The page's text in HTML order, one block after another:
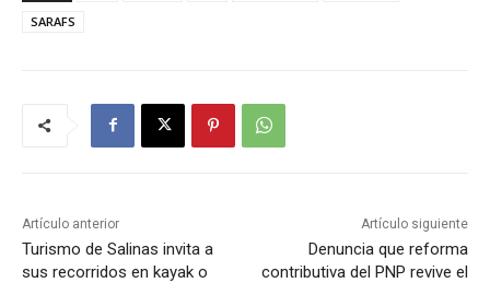
SARAFS
Artículo anterior
Turismo de Salinas invita a
sus recorridos en kayak o
Artículo siguiente
Denuncia que reforma
contributiva del PNP revive el